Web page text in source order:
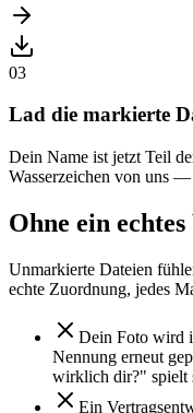
03
Lad die markierte
Dein Name ist jetzt Teil
Wasserzeichen von uns
Ohne ein
Unmarkierte Dateien
echte Zuordnung, jedes
Dein Foto wird
Nennung erneut
wirklich dir?" spielt
Ein